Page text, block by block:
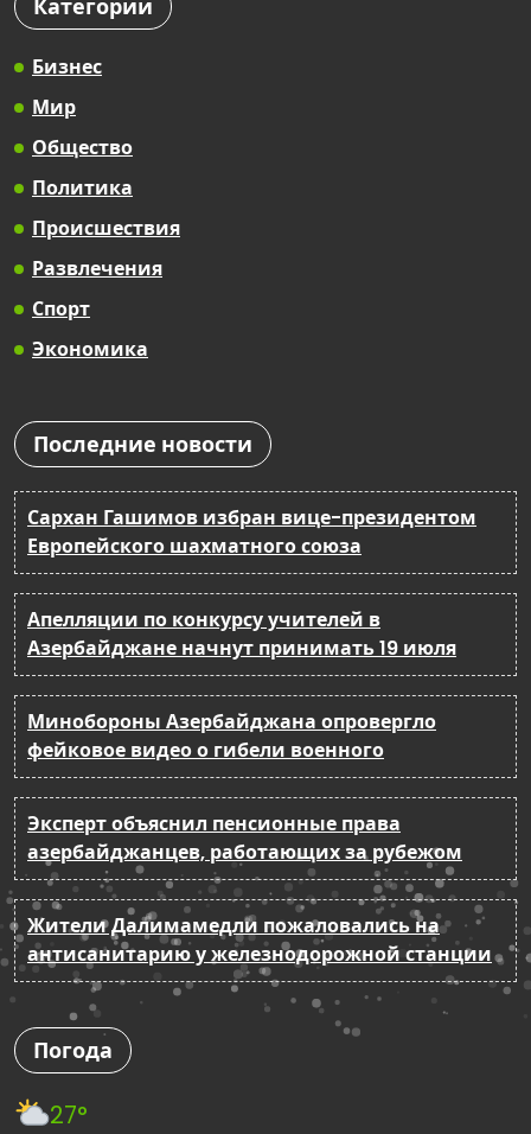
Категории
Бизнес
Мир
Общество
Политика
Происшествия
Развлечения
Спорт
Экономика
Последние новости
Сархан Гашимов избран вице-президентом
Европейского шахматного союза
Апелляции по конкурсу учителей в
Азербайджане начнут принимать 19 июля
Минобороны Азербайджана опровергло
фейковое видео о гибели военного
Эксперт объяснил пенсионные права
азербайджанцев, работающих за рубежом
Жители Далимамедли пожаловались на
антисанитарию у железнодорожной станции
Погода
27°